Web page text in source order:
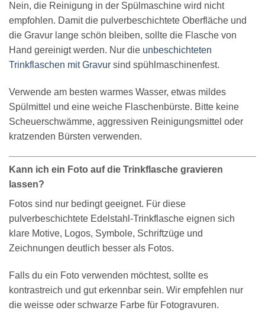
Nein, die Reinigung in der Spülmaschine wird nicht
empfohlen. Damit die pulverbeschichtete Oberfläche und
die Gravur lange schön bleiben, sollte die Flasche von
Hand gereinigt werden. Nur die unbeschichteten
Trinkflaschen mit Gravur sind spühlmaschinenfest.
Verwende am besten warmes Wasser, etwas mildes
Spülmittel und eine weiche Flaschenbürste. Bitte keine
Scheuerschwämme, aggressiven Reinigungsmittel oder
kratzenden Bürsten verwenden.
Kann ich ein Foto auf die Trinkflasche gravieren
lassen?
Fotos sind nur bedingt geeignet. Für diese
pulverbeschichtete Edelstahl-Trinkflasche eignen sich
klare Motive, Logos, Symbole, Schriftzüge und
Zeichnungen deutlich besser als Fotos.
Falls du ein Foto verwenden möchtest, sollte es
kontrastreich und gut erkennbar sein. Wir empfehlen nur
die weisse oder schwarze Farbe für Fotogravuren.